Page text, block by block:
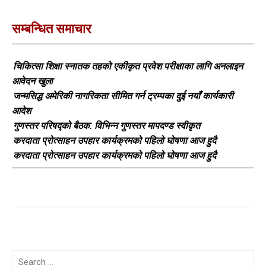
सम्बन्धित समाचार
चिकित्सा शिक्षा स्नातक तहको एकीकृत प्रवेश परीक्षाका लागि अनलाइन
आवेदन खुला
जन्मसिद्ध अमेरिकी नागरिकता सीमित गर्न ट्रम्पका दुई नयाँ कार्यकारी
आदेश
गुणस्तर परिषद्को बैठक: विभिन्न गुणस्तर मापदण्ड स्वीकृत
करदाता प्रोत्साहन उपहार कार्यक्रमको पहिलो घोषणा आज हुदै
करदाता प्रोत्साहन उपहार कार्यक्रमको पहिलो घोषणा आज हुदै
Search